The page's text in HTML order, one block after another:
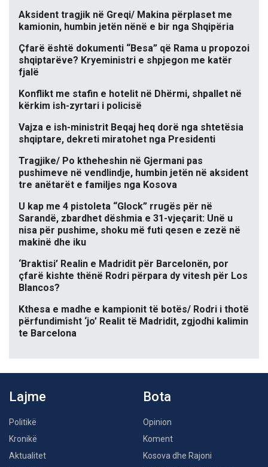
Aksident tragjik në Greqi/ Makina përplaset me
kamionin, humbin jetën nënë e bir nga Shqipëria
Çfarë është dokumenti “Besa” që Rama u propozoi
shqiptarëve? Kryeministri e shpjegon me katër
fjalë
Konflikt me stafin e hotelit në Dhërmi, shpallet në
kërkim ish-zyrtari i policisë
Vajza e ish-ministrit Beqaj heq dorë nga shtetësia
shqiptare, dekreti miratohet nga Presidenti
Tragjike/ Po ktheheshin në Gjermani pas
pushimeve në vendlindje, humbin jetën në aksident
tre anëtarët e familjes nga Kosova
U kap me 4 pistoleta “Glock” rrugës për në
Sarandë, zbardhet dëshmia e 31-vjeçarit: Unë u
nisa për pushime, shoku më futi qesen e zezë në
makinë dhe iku
‘Braktisi’ Realin e Madridit për Barcelonën, por
çfarë kishte thënë Rodri përpara dy vitesh për Los
Blancos?
Kthesa e madhe e kampionit të botës/ Rodri i thotë
përfundimisht ‘jo’ Realit të Madridit, zgjodhi kalimin
te Barcelona
Lajme
Politikë
Kronikë
Aktualitet
Bota
Opinion
Koment
Kosova dhe Rajoni